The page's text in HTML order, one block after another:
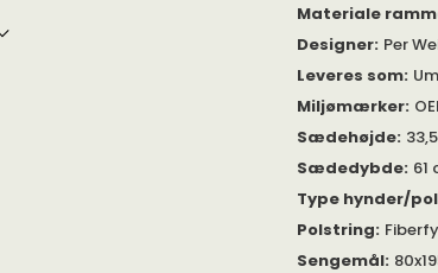
Materiale
Designer: Per
Leveres som:
Miljømærker:
Sædehøjde:
Sædedybde: 61
Type hynder/
Polstring:
Sengemål: